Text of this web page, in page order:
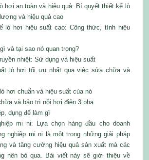
hơi an toàn và hiệu quả: Bí quyết thiết kế lò
và hiệu quả cao
lò hơi hiệu suất cao: Công thức, tính hiệu
và tại sao nó quan trọng?
nhiệt: Sử dụng và hiệu suất
lò hơi tối ưu nhất qua việc sửa chữa và
hơi chuẩn và hiệu suất của nó
và bảo trì nồi hơi điện 3 pha
dụng để làm gì
mi ni: Lựa chọn hàng đầu cho doanh
nghiệp mi ni là một trong những giải pháp
và tăng cường hiệu quả sản xuất mà các
nên bỏ qua. Bài viết này sẽ giới thiệu về